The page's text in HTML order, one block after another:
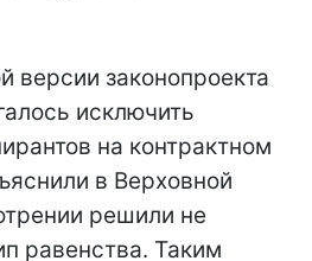
версии законопроекта
исключить
на контрактном
в Верховной
решили не
равенства. Таким